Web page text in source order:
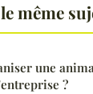
même
une
?